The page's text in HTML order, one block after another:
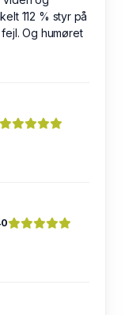
112 % styr på
Og humøret